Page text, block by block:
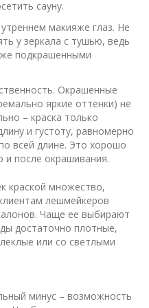
сауну.
макияже глаз. Не
у зеркала с тушью, ведь
подкрашенными
Окрашенные
яркие оттенки) не
– краска только
и густоту, равномерно
всей длине. Это хорошо
после окрашивания.
краской множество,
лешмейкеров
Чаще ее выбирают
достаточно плотные,
или со светлыми
минус – возможность